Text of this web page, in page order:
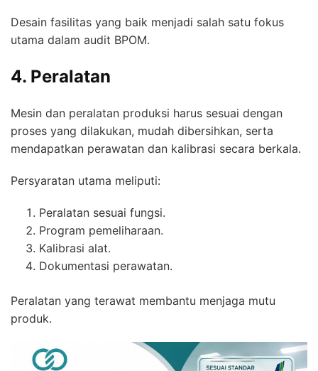
Desain fasilitas yang baik menjadi salah satu fokus
utama dalam audit BPOM.
4. Peralatan
Mesin dan peralatan produksi harus sesuai dengan
proses yang dilakukan, mudah dibersihkan, serta
mendapatkan perawatan dan kalibrasi secara berkala.
Persyaratan utama meliputi:
Peralatan sesuai fungsi.
Program pemeliharaan.
Kalibrasi alat.
Dokumentasi perawatan.
Peralatan yang terawat membantu menjaga mutu
produk.